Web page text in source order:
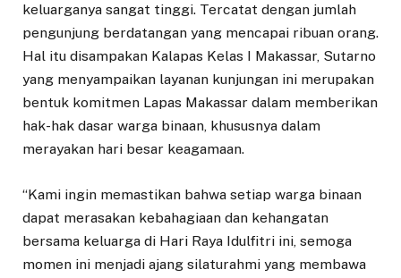
keluarganya sangat tinggi. Tercatat dengan jumlah
pengunjung berdatangan yang mencapai ribuan orang.
Hal itu disampakan Kalapas Kelas I Makassar, Sutarno
yang menyampaikan layanan kunjungan ini merupakan
bentuk komitmen Lapas Makassar dalam memberikan
hak-hak dasar warga binaan, khususnya dalam
merayakan hari besar keagamaan.
“Kami ingin memastikan bahwa setiap warga binaan
dapat merasakan kebahagiaan dan kehangatan
bersama keluarga di Hari Raya Idulfitri ini, semoga
momen ini menjadi ajang silaturahmi yang membawa